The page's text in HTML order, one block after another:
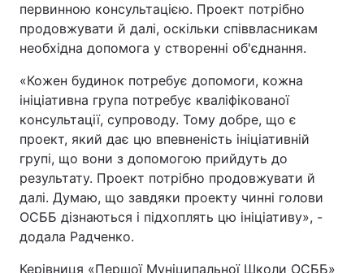
первинною консультацією. Проект потрібно
продовжувати й далі, оскільки співвласникам
необхідна допомога у створенні об'єднання.
«Кожен будинок потребує допомоги, кожна
ініціативна група потребує кваліфікованої
консультації, супроводу. Тому добре, що є
проект, який дає цю впевненість ініціативній
групі, що вони з допомогою прийдуть до
результату. Проект потрібно продовжувати й
далі. Думаю, що завдяки проекту чинні голови
ОСББ дізнаються і підхоплять цю ініціативу», -
додала Радченко.
Керівниця «Першої Муніципальної Школи ОСББ»